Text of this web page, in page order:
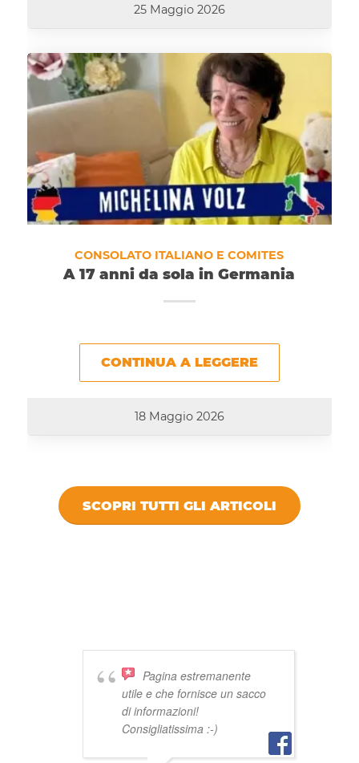
25 Maggio 2026
CONSOLATO ITALIANO E COMITES
A 17 anni da sola in Germania
CONTINUA A LEGGERE
18 Maggio 2026
SCOPRI TUTTI GLI ARTICOLI
Pagina estremanente
utile e che fornisce un sacco
di informazioni!
Consigliatissima :-)